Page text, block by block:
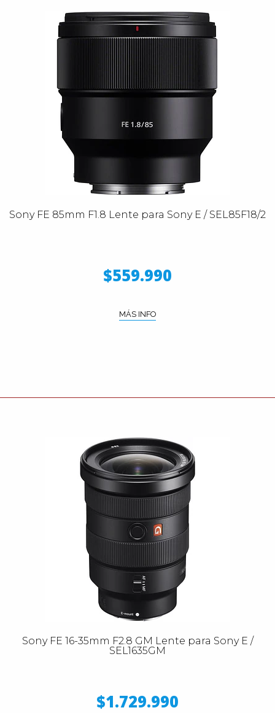
Sony FE 85mm F1.8 Lente para Sony E / SEL85F18/2
$559.990
MÁS INFO
Sony FE 16-35mm F2.8 GM Lente para Sony E /
SEL1635GM
$1.729.990